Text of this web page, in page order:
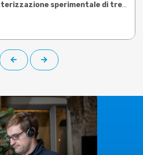
sperimentale di tre
più utilizzate nello stampaggio
prove, condotte su campioni prelevati
hanno permesso di determinare le
lega negli intervalli di
che molti utilizzatori di software di
bene:dati materiali generici,
non corrispondenti a quelle
. Una condizione che rende la